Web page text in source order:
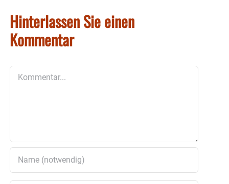
Hinterlassen Sie einen
Kommentar